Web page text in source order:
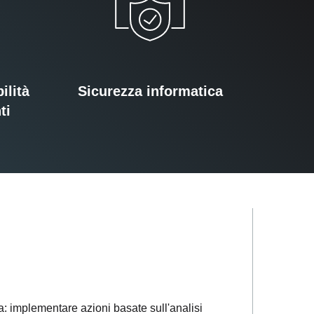
Sicurezza informatica
implementare azioni basate sull'analisi